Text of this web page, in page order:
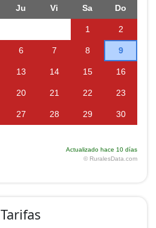
Tarifas